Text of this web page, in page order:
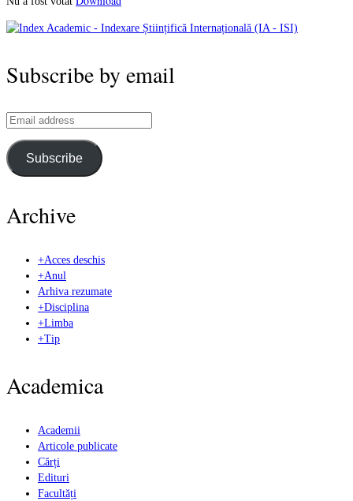
Subscribe by email
Email
Subscribe
Archive
+Acces deschis
+Anul
Arhiva rezumate
+Disciplina
+Limba
+Tip
Academica
Academii
Articole publicate
Cărți
Edituri
Facultăți